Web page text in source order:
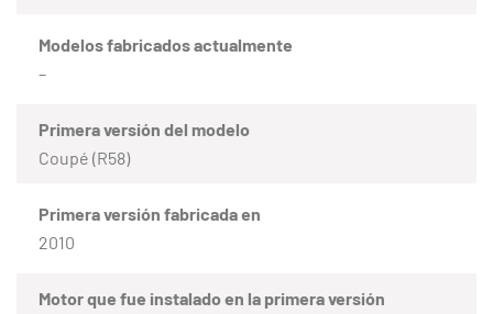
Modelos fabricados actualmente
–
Primera versión del modelo
Coupé (R58)
Primera versión fabricada en
2010
Motor que fue instalado en la primera versión